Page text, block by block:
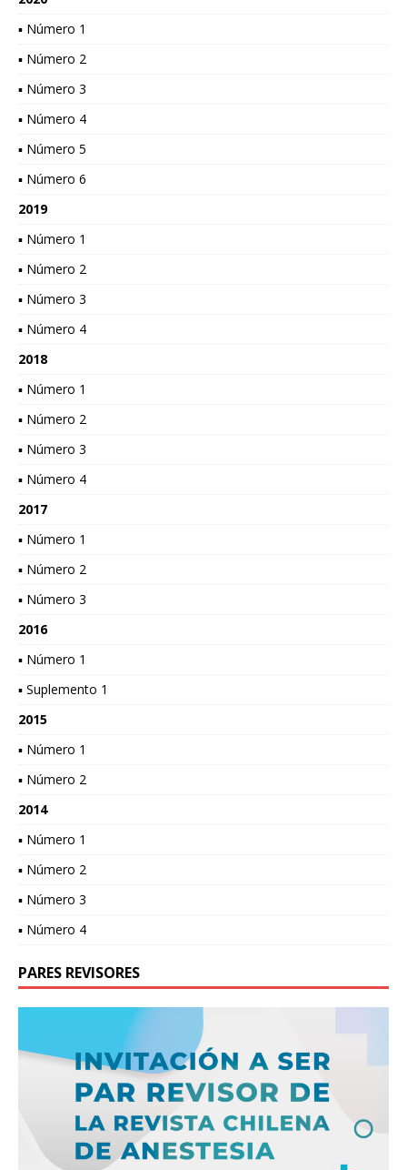
▪ Número 1
▪ Número 2
▪ Número 3
▪ Número 4
▪ Número 5
▪ Número 6
2019
▪ Número 1
▪ Número 2
▪ Número 3
▪ Número 4
2018
▪ Número 1
▪ Número 2
▪ Número 3
▪ Número 4
2017
▪ Número 1
▪ Número 2
▪ Número 3
2016
▪ Número 1
▪ Suplemento 1
2015
▪ Número 1
▪ Número 2
2014
▪ Número 1
▪ Número 2
▪ Número 3
▪ Número 4
PARES REVISORES